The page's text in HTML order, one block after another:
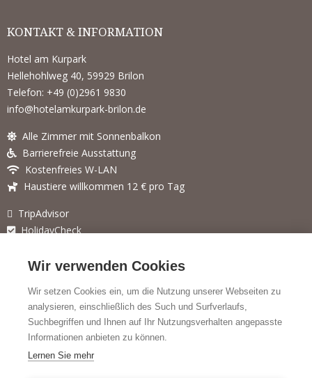
KONTAKT & INFORMATION
Hotel am Kurpark
Hellehohlweg 40, 59929 Brilon
Telefon: +49 (0)2961 9830
info@hotelamkurpark-brilon.de
Alle Zimmer mit Sonnenbalkon
Barrierefreie Ausstattung
Kostenfreies W-LAN
Haustiere willkommen 12 € pro Tag
TripAdvisor
HolidayCheck
Für weitere Angebote besuchen Sie auch unsere Webseite
SOCIAL MEDIA
Facebook
Instagram
Wir verwenden Cookies
Wir setzen Cookies ein, um die Nutzung unserer Webseiten zu
analysieren, einschließlich des Such und Surfverlaufs,
Suchbegriffen und Ihnen auf Ihr Nutzungsverhalten angepasste
Informationen anbieten zu können.
Lernen Sie mehr